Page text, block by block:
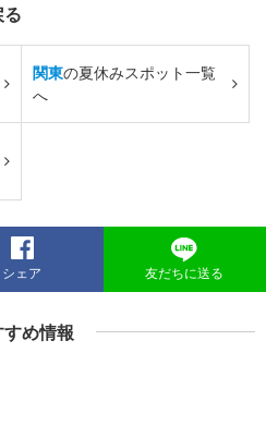
関東の夏休みスポット一覧
へ
シェア 友だちに送る
すめ情報